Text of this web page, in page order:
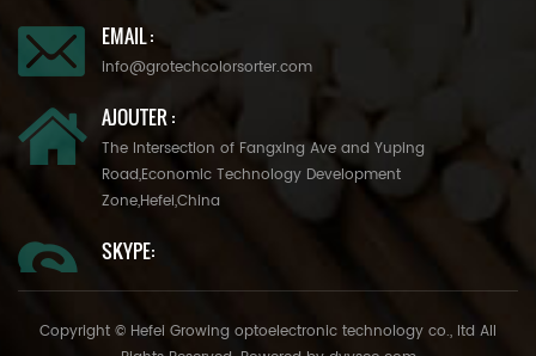
EMAIL :
info@grotechcolorsorter.com
AJOUTER :
The Intersection of Fangxing Ave and Yuping
Road,Economic Technology Development
Zone,Hefei,China
SKYPE:
Copyright © Hefei Growing optoelectronic technology co., ltd All